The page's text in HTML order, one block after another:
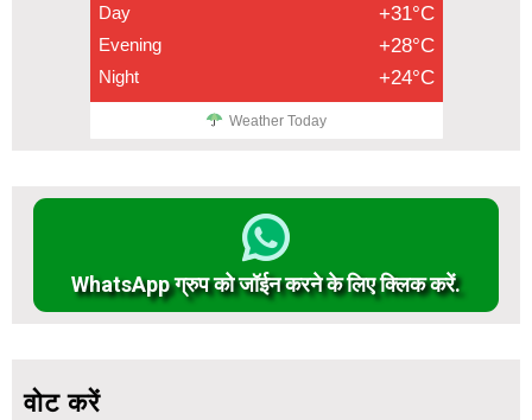
Day +31°C
Evening +28°C
Night +24°C
Weather Today
WhatsApp ग्रुप को जॉईन करने के लिए क्लिक करें.
वोट करें